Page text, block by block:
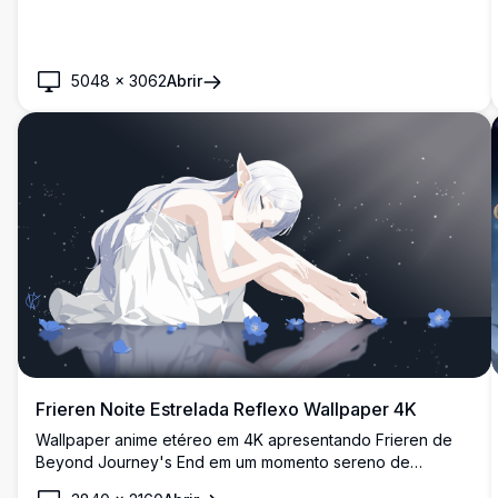
5048 × 3062Abrir
Frieren Noite Estrelada Reflexo Wallpaper 4K
Wallpaper anime etéreo em 4K apresentando Frieren de
Beyond Journey's End em um momento sereno de